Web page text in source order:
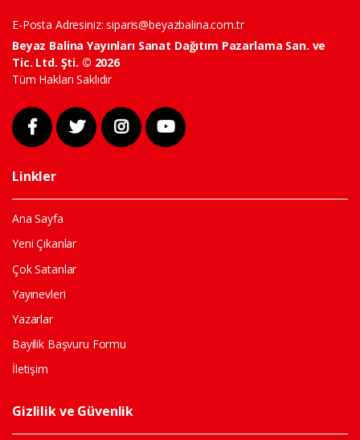
E-Posta Adresiniz:siparis@beyazbalina.com.tr
Beyaz Balina Yayınları Sanat Dağıtım Pazarlama San. ve
Tic. Ltd. Şti. © 2026
Tüm Hakları Saklıdır
Linkler
Ana Sayfa
Yeni Çıkanlar
Çok Satanlar
Yayınevleri
Yazarlar
Bayilik Başvuru Formu
İletişim
Gizlilik ve Güvenlik